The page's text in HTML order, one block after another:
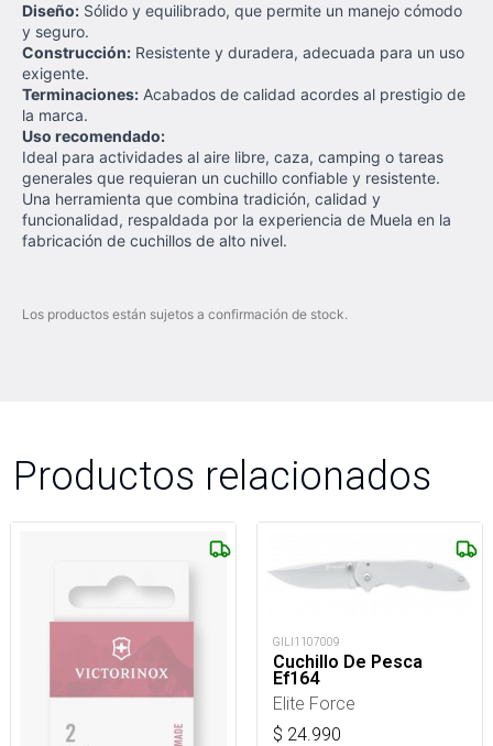
Diseño: Sólido y equilibrado, que permite un manejo cómodo
y seguro.
Construcción: Resistente y duradera, adecuada para un uso
exigente.
Terminaciones: Acabados de calidad acordes al prestigio de
la marca.
Uso recomendado:
Ideal para actividades al aire libre, caza, camping o tareas
generales que requieran un cuchillo confiable y resistente.
Una herramienta que combina tradición, calidad y
funcionalidad, respaldada por la experiencia de Muela en la
fabricación de cuchillos de alto nivel.
Los productos están sujetos a confirmación de stock.
Productos relacionados
GILI1107009
Cuchillo De Pesca
Ef164
Elite Force
$ 24.990